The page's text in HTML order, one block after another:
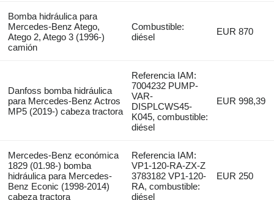
Bomba hidráulica para
Mercedes-Benz Atego,
Atego 2, Atego 3 (1996-)
camión
Combustible:
diésel
EUR 870
Danfoss bomba hidráulica
para Mercedes-Benz Actros
MP5 (2019-) cabeza tractora
Referencia IAM:
7004232 PUMP-
VAR-
DISPLCWS45-
K045, combustible:
diésel
EUR 998,39
Mercedes-Benz económica
1829 (01.98-) bomba
hidráulica para Mercedes-
Benz Econic (1998-2014)
cabeza tractora
Referencia IAM:
VP1-120-RA-ZX-Z
3783182 VP1-120-
RA, combustible:
diésel
EUR 250